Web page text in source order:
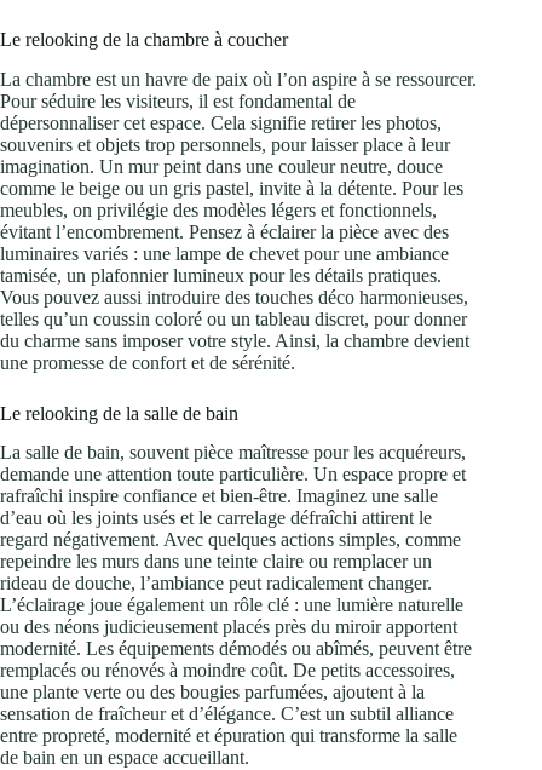
Le relooking de la chambre à coucher
La chambre est un havre de paix où l’on aspire à se ressourcer.
Pour séduire les visiteurs, il est fondamental de
dépersonnaliser cet espace. Cela signifie retirer les photos,
souvenirs et objets trop personnels, pour laisser place à leur
imagination. Un mur peint dans une couleur neutre, douce
comme le beige ou un gris pastel, invite à la détente. Pour les
meubles, on privilégie des modèles légers et fonctionnels,
évitant l’encombrement. Pensez à éclairer la pièce avec des
luminaires variés : une lampe de chevet pour une ambiance
tamisée, un plafonnier lumineux pour les détails pratiques.
Vous pouvez aussi introduire des touches déco harmonieuses,
telles qu’un coussin coloré ou un tableau discret, pour donner
du charme sans imposer votre style. Ainsi, la chambre devient
une promesse de confort et de sérénité.
Le relooking de la salle de bain
La salle de bain, souvent pièce maîtresse pour les acquéreurs,
demande une attention toute particulière. Un espace propre et
rafraîchi inspire confiance et bien-être. Imaginez une salle
d’eau où les joints usés et le carrelage défraîchi attirent le
regard négativement. Avec quelques actions simples, comme
repeindre les murs dans une teinte claire ou remplacer un
rideau de douche, l’ambiance peut radicalement changer.
L’éclairage joue également un rôle clé : une lumière naturelle
ou des néons judicieusement placés près du miroir apportent
modernité. Les équipements démodés ou abîmés, peuvent être
remplacés ou rénovés à moindre coût. De petits accessoires,
une plante verte ou des bougies parfumées, ajoutent à la
sensation de fraîcheur et d’élégance. C’est un subtil alliance
entre propreté, modernité et épuration qui transforme la salle
de bain en un espace accueillant.